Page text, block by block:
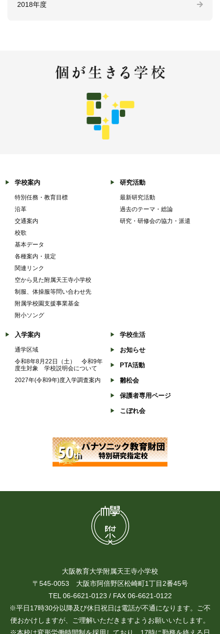
2018年度
学校案内
特別任務・教育目標
沿革
交通案内
校歌
基本データ
各種案内・規定
関連リンク
空から見た附属天王寺小学校
制服、体操服等問い合わせ先
附属学校園支援事業基金
附小ソング
研究活動
最新研究活動
過去のテーマ・総論
研究・研修会の協力・派遣
入学案内
通学区域
令和8年8月22日（土） 令和9年
度生対象 学校説明会について
2027年(令和9年)度入学調査案内
学校生活
お知らせ
PTA活動
雛松会
保護者専用ページ
こぼれ会
大阪教育大学附属天王寺小学校
〒545-0053 大阪市阿倍野区松崎町1丁目2番45号
TEL 06-6621-0123 / FAX 06-6621-0122
※平日17時30分以降及び休日祝日は電話が不通になります。ご不
便おかけしますが、ご理解いただきますようお願いいたします。